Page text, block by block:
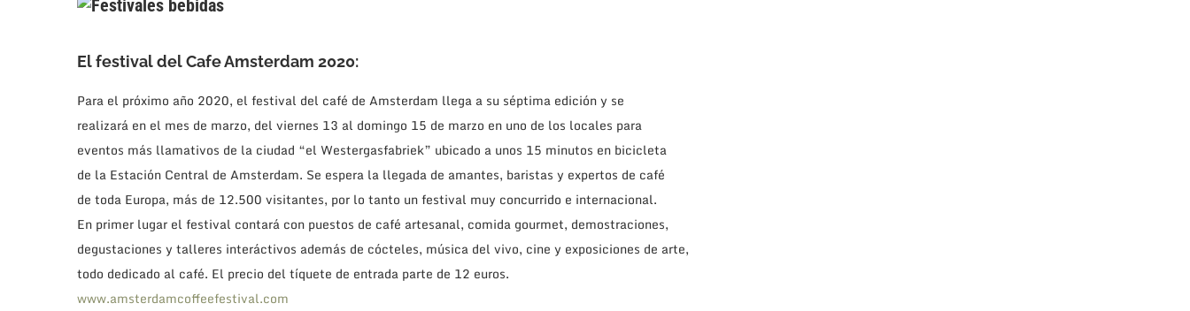
El festival del Cafe Amsterdam 2020:
Para el próximo año 2020, el festival del café de Amsterdam llega a su séptima edición y se
realizará en el mes de marzo, del viernes 13 al domingo 15 de marzo en uno de los locales para
eventos más llamativos de la ciudad “el Westergasfabriek” ubicado a unos 15 minutos en bicicleta
de la Estación Central de Amsterdam. Se espera la llegada de amantes, baristas y expertos de café
de toda Europa, más de 12.500 visitantes, por lo tanto un festival muy concurrido e internacional.
En primer lugar el festival contará con puestos de café artesanal, comida gourmet, demostraciones,
degustaciones y talleres interáctivos además de cócteles, música del vivo, cine y exposiciones de arte,
todo dedicado al café. El precio del tíquete de entrada parte de 12 euros.
www.amsterdamcoffeefestival.com